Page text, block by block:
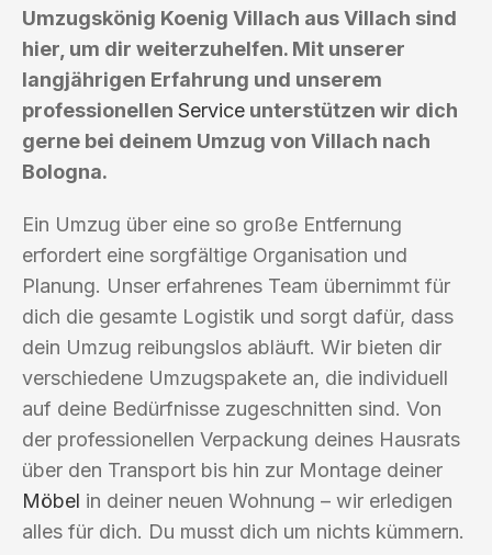
Umzugskönig Koenig Villach aus Villach sind
hier, um dir weiterzuhelfen. Mit unserer
langjährigen Erfahrung und unserem
professionellen Service unterstützen wir dich
gerne bei deinem Umzug von Villach nach
Bologna.
Ein Umzug über eine so große Entfernung
erfordert eine sorgfältige Organisation und
Planung. Unser erfahrenes Team übernimmt für
dich die gesamte Logistik und sorgt dafür, dass
dein Umzug reibungslos abläuft. Wir bieten dir
verschiedene Umzugspakete an, die individuell
auf deine Bedürfnisse zugeschnitten sind. Von
der professionellen Verpackung deines Hausrats
über den Transport bis hin zur Montage deiner
Möbel in deiner neuen Wohnung – wir erledigen
alles für dich. Du musst dich um nichts kümmern.